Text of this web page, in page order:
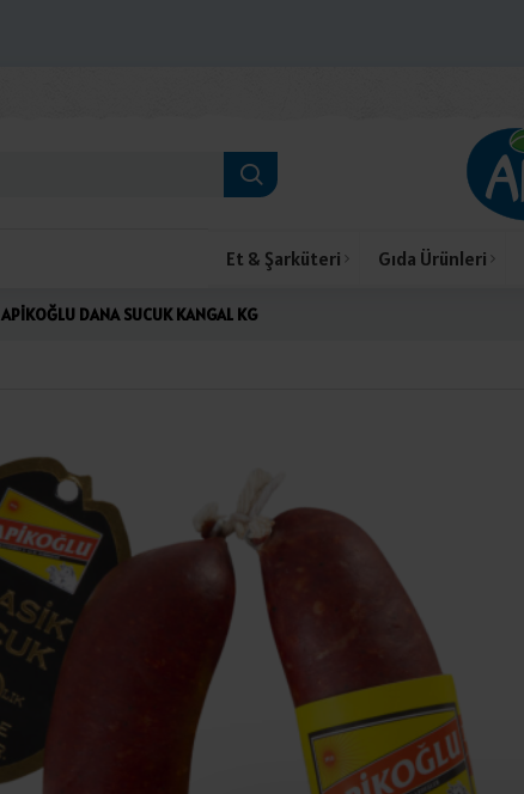
Et & Şarküteri Gıda Ürünleri
APİKOĞLU DANA SUCUK KANGAL KG